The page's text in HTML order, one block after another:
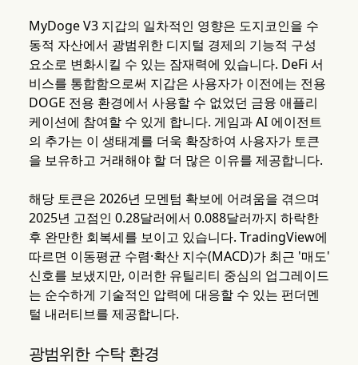
MyDoge V3 지갑의 일차적인 영향은 도지코인을 수
동적 자산에서 광범위한 디지털 경제의 기능적 구성
요소로 변화시킬 수 있는 잠재력에 있습니다. DeFi 서
비스를 통합함으로써 지갑은 사용자가 이전에는 전용
DOGE 전용 환경에서 사용할 수 없었던 금융 애플리
케이션에 참여할 수 있게 합니다. 게임과 AI 에이전트
의 추가는 이 생태계를 더욱 확장하여 사용자가 토큰
을 보유하고 거래해야 할 더 많은 이유를 제공합니다.
해당 토큰은 2026년 모멘텀 확보에 어려움을 겪으며
2025년 고점인 0.28달러에서 0.088달러까지 하락한
후 완만한 회복세를 보이고 있습니다. TradingView에
따르면 이동평균 수렴·확산 지수(MACD)가 최근 '매도'
신호를 보냈지만, 이러한 유틸리티 중심의 업그레이드
는 순수하게 기술적인 압력에 대응할 수 있는 펀더멘
털 내러티브를 제공합니다.
광범위한 수탁 환경